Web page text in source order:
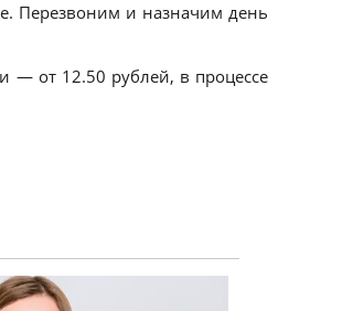
Перезвоним и назначим день
— от 12.50 рублей, в процессе